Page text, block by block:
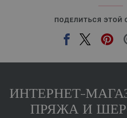
ПОДЕЛИТЬСЯ ЭТОЙ
ИНТЕРНЕТ-
ПРЯЖА И